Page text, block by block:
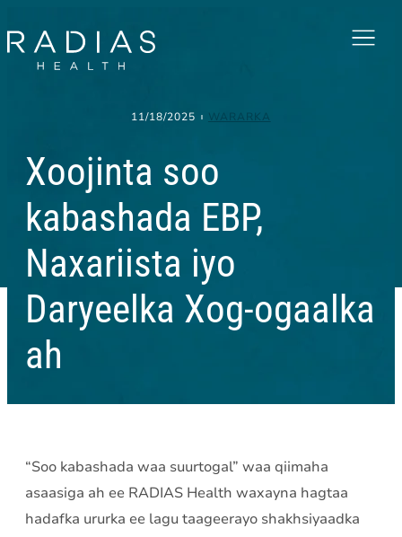
Menu
11/18/2025 WARARKA
Xoojinta soo
kabashada EBP,
Naxariista iyo
Daryeelka Xog-ogaalka
ah
“Soo kabashada waa suurtogal” waa qiimaha
asaasiga ah ee RADIAS Health waxayna hagtaa
hadafka ururka ee lagu taageerayo shakhsiyaadka